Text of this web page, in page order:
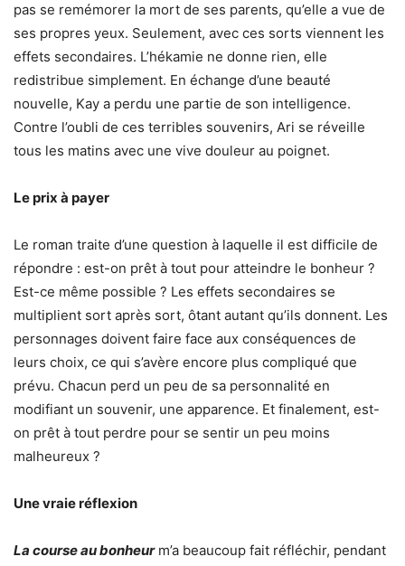
pas se remémorer la mort de ses parents, qu’elle a vue de
ses propres yeux. Seulement, avec ces sorts viennent les
effets secondaires. L’hékamie ne donne rien, elle
redistribue simplement. En échange d’une beauté
nouvelle, Kay a perdu une partie de son intelligence.
Contre l’oubli de ces terribles souvenirs, Ari se réveille
tous les matins avec une vive douleur au poignet.
Le prix à payer
Le roman traite d’une question à laquelle il est difficile de
répondre : est-on prêt à tout pour atteindre le bonheur ?
Est-ce même possible ? Les effets secondaires se
multiplient sort après sort, ôtant autant qu’ils donnent. Les
personnages doivent faire face aux conséquences de
leurs choix, ce qui s’avère encore plus compliqué que
prévu. Chacun perd un peu de sa personnalité en
modifiant un souvenir, une apparence. Et finalement, est-
on prêt à tout perdre pour se sentir un peu moins
malheureux ?
Une vraie réflexion
La course au bonheurm’a beaucoup fait réfléchir, pendant